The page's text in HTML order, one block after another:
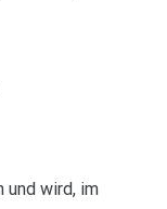
und wird, im